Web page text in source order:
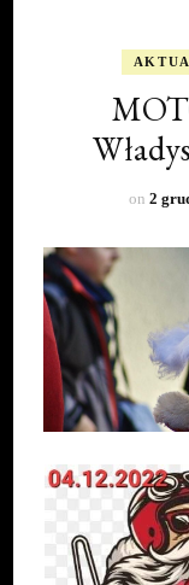
on 2